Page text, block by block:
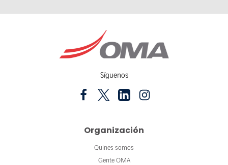
Síguenos
Organización
Quines somos
Gente OMA